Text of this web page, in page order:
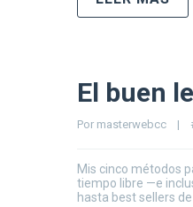
El buen
Por masterwebcc |
Mis cinco métodos
tiempo libre —e
hasta best sellers